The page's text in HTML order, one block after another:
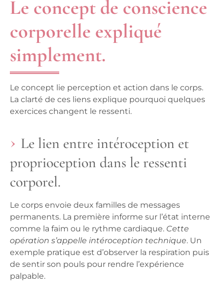
Le concept de conscience
corporelle expliqué
simplement.
Le concept lie perception et action dans le corps.
La clarté de ces liens explique pourquoi quelques
exercices changent le ressenti.
Le lien entre intéroception et
proprioception dans le ressenti
corporel.
Le corps envoie deux familles de messages
permanents. La première informe sur l’état interne
comme la faim ou le rythme cardiaque. Cette
opération s’appelle intéroception technique. Un
exemple pratique est d’observer la respiration puis
de sentir son pouls pour rendre l’expérience
palpable.